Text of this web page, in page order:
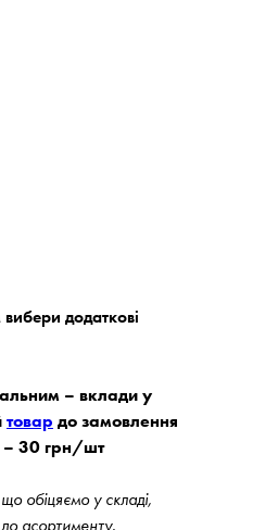
додаткові
– вклади у
товар до замовлення
– 30 грн/шт
обіцяємо у складі,